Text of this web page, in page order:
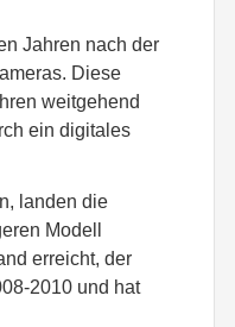
Jahren nach der
Diese
weitgehend
ein digitales
landen die
Modell
erreicht, der
2010 und hat